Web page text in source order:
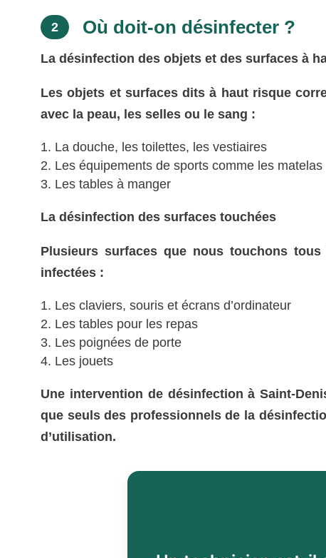
2 Où doit-on désinfecter ?
La désinfection des objets et des surfaces à
Les objets et surfaces dits à haut risque
avec la peau, les selles ou le sang :
La douche, les toilettes, les vestiaires
Les équipements de sports comme les matelas
Les tables à manger
La désinfection des surfaces touchées
Plusieurs surfaces que nous touchons
infectées :
Les claviers, souris et écrans d’ordinateur
Les tables pour les repas
Les poignées de porte
Les jouets
Une intervention de désinfection à Saint-
que seuls des professionnels de la
d’utilisation.